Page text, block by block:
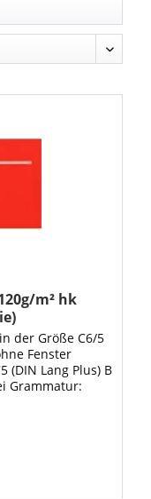
m² hk
der Größe C6/5
Fenster
(DIN Lang Plus) B
Grammatur: